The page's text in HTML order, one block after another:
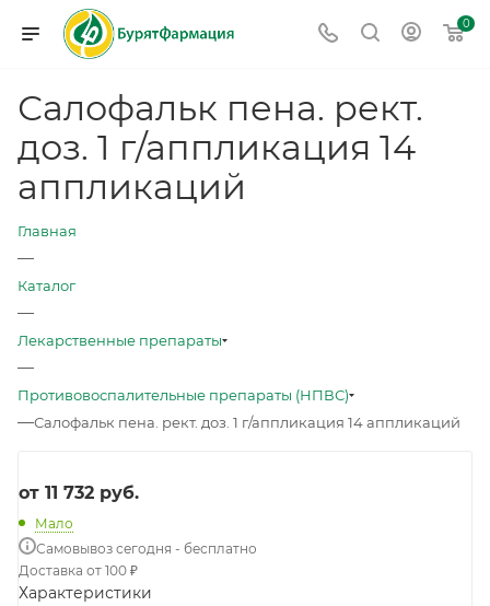
0
Салофальк пена. рект.
доз. 1 г/аппликация 14
аппликаций
Главная
—
Каталог
—
Лекарственные препараты
—
Противовоспалительные препараты (НПВС)
—Салофальк пена. рект. доз. 1 г/аппликация 14 аппликаций
от 11 732 руб.
Мало
Самовывоз сегодня - бесплатно
Доставка от 100 ₽
Характеристики